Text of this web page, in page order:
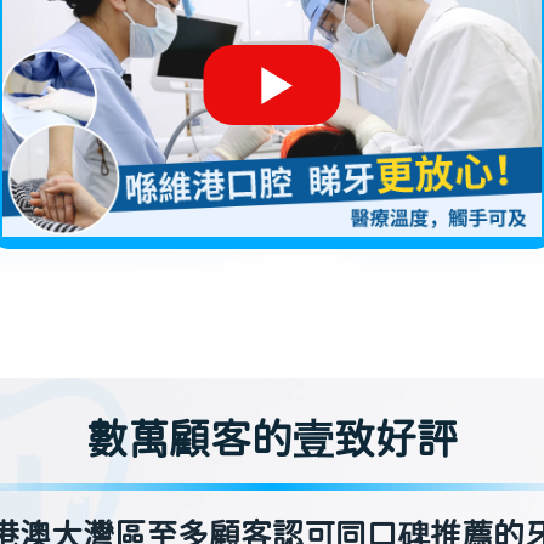
數萬顧客的壹致好評
澳大灣區至多顧客認可同口碑推薦的